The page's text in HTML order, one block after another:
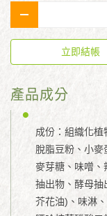
-
立即結帳
產品成分
成份：組織化
脫脂豆粉、小麥
麥芽糖、味噌、
抽出物、酵母抽
芥花油)、味淋